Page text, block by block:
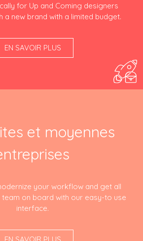
for Up and Coming designers
a new brand with a limited budget.
EN SAVOIR PLUS
et moyennes
your workflow and get all
on board with our easy-to use
interface.